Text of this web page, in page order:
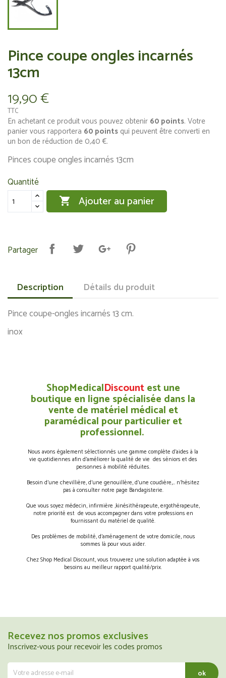
Pince coupe ongles incarnés
13cm
19,90 €
TTC
En achetant ce produit vous pouvez obtenir 60 points. Votre
panier vous rapportera 60 points qui peuvent être converti en
un bon de réduction de 0,40 €.
Pinces coupe ongles incarnés 13cm
Quantité
 Ajouter au panier
Partager
Description Détails du produit
Pince coupe-ongles incarnés 13 cm.
inox
ShopMedicalDiscountest une
boutique en ligne spécialisée dans la
vente de matériel médical et
paramédical pour particulier et
professionnel.
Nous avons également sélectionnés une gamme complète d’aides à la
vie quotidiennes afin d’améliorer la qualité de vie des séniors et des
personnes à mobilité réduites.
Besoin d’une chevillière, d’une genouillère, d’une coudière,… n’hésitez
pas à consulter notre page Bandagisterie.
Que vous soyez médecin, infirmière ,kinésithérapeute, ergothérapeute,
notre priorité est de vous accompagner dans votre professions en
fournissant du matériel de qualité.
Des problèmes de mobilité, d’aménagement de votre domicile, nous
sommes là pour vous aider.
Chez Shop Medical Discount, vous trouverez une solution adaptée à vos
besoins au meilleur rapport qualité/prix.
Recevez nos promos exclusives
Inscrivez-vous pour recevoir les codes promos